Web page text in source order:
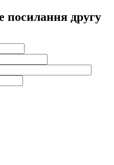
посилання другу